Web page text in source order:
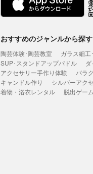
おすすめのジャンルから探す
陶芸体験･陶芸教室 ガラス細
SUP･スタンドアップパドル
アクセサリー手作り体験
パラ
キャンドル作り
シルバーアク
着物・浴衣レンタル
脱出ゲーム